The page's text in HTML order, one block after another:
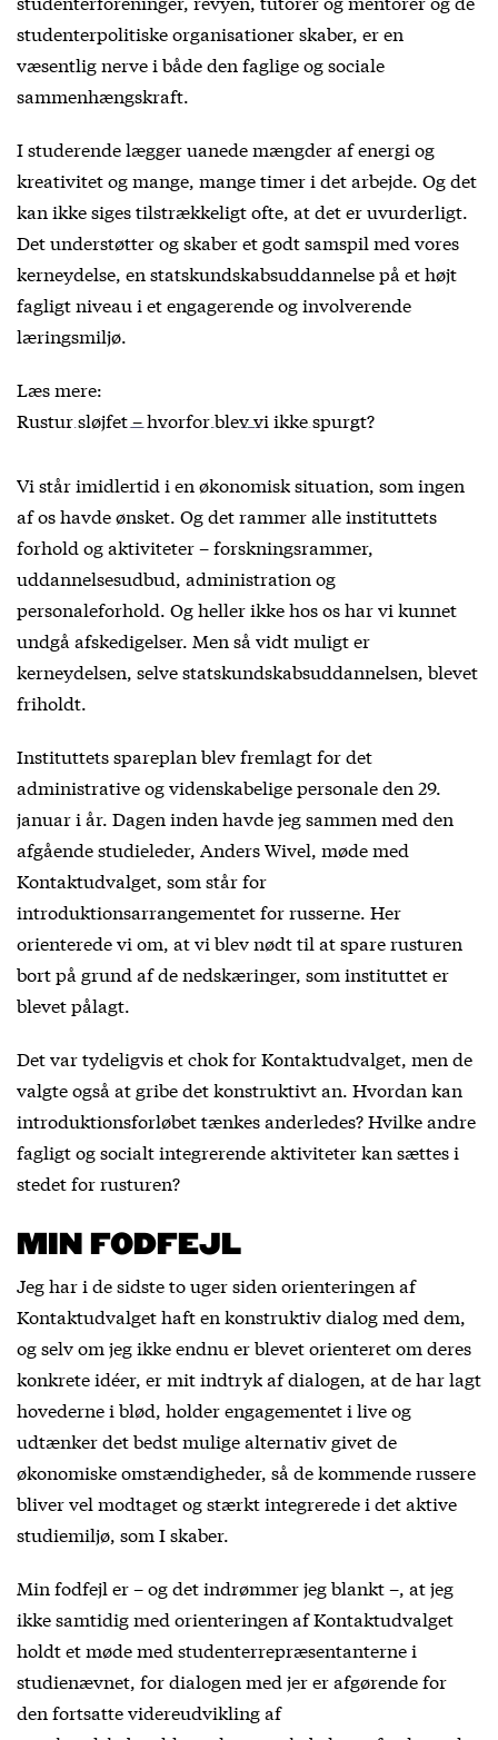
studenterpolitiske organisationer skaber, er en
væsentlig nerve i både den faglige og sociale
sammenhængskraft.
I studerende lægger uanede mængder af energi og
kreativitet og mange, mange timer i det arbejde. Og det
kan ikke siges tilstrækkeligt ofte, at det er uvurderligt.
Det understøtter og skaber et godt samspil med vores
kerneydelse, en statskundskabsuddannelse på et højt
fagligt niveau i et engagerende og involverende
læringsmiljø.
Læs mere:
Rustur sløjfet – hvorfor blev vi ikke spurgt?
Vi står imidlertid i en økonomisk situation, som ingen
af os havde ønsket. Og det rammer alle instituttets
forhold og aktiviteter – forskningsrammer,
uddannelsesudbud, administration og
personaleforhold. Og heller ikke hos os har vi kunnet
undgå afskedigelser. Men så vidt muligt er
kerneydelsen, selve statskundskabsuddannelsen, blevet
friholdt.
Instituttets spareplan blev fremlagt for det
administrative og videnskabelige personale den 29.
januar i år. Dagen inden havde jeg sammen med den
afgående studieleder, Anders Wivel, møde med
Kontaktudvalget, som står for
introduktionsarrangementet for russerne. Her
orienterede vi om, at vi blev nødt til at spare rusturen
bort på grund af de nedskæringer, som instituttet er
blevet pålagt.
Det var tydeligvis et chok for Kontaktudvalget, men de
valgte også at gribe det konstruktivt an. Hvordan kan
introduktionsforløbet tænkes anderledes? Hvilke andre
fagligt og socialt integrerende aktiviteter kan sættes i
stedet for rusturen?
MIN FODFEJL
Jeg har i de sidste to uger siden orienteringen af
Kontaktudvalget haft en konstruktiv dialog med dem,
og selv om jeg ikke endnu er blevet orienteret om deres
konkrete idéer, er mit indtryk af dialogen, at de har lagt
hovederne i blød, holder engagementet i live og
udtænker det bedst mulige alternativ givet de
økonomiske omstændigheder, så de kommende russere
bliver vel modtaget og stærkt integrerede i det aktive
studiemiljø, som I skaber.
Min fodfejl er – og det indrømmer jeg blankt –, at jeg
ikke samtidig med orienteringen af Kontaktudvalget
holdt et møde med studenterrepræsentanterne i
studienævnet, for dialogen med jer er afgørende for
den fortsatte videreudvikling af